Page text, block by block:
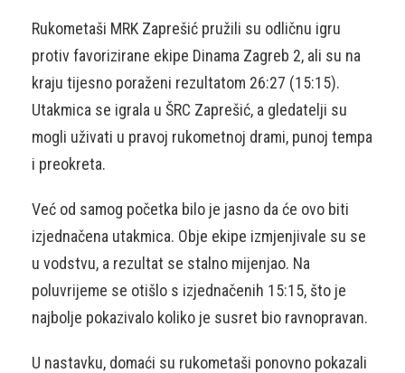
Rukometaši MRK Zaprešić pružili su odličnu igru
protiv favorizirane ekipe Dinama Zagreb 2, ali su na
kraju tijesno poraženi rezultatom 26:27 (15:15).
Utakmica se igrala u ŠRC Zaprešić, a gledatelji su
mogli uživati u pravoj rukometnoj drami, punoj tempa
i preokreta.
Već od samog početka bilo je jasno da će ovo biti
izjednačena utakmica. Obje ekipe izmjenjivale su se
u vodstvu, a rezultat se stalno mijenjao. Na
poluvrijeme se otišlo s izjednačenih 15:15, što je
najbolje pokazivalo koliko je susret bio ravnopravan.
U nastavku, domaći su rukometaši ponovno pokazali